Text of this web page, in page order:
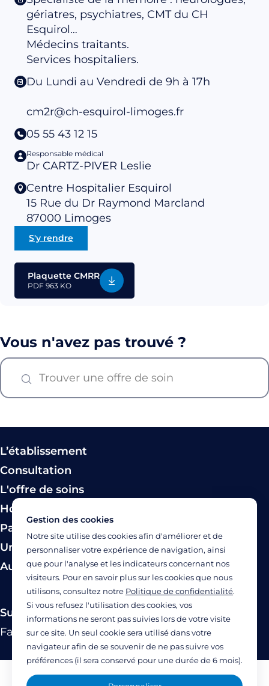
gériatres, psychiatres, CMT du CH
Esquirol…
Médecins traitants.
Services hospitaliers.
Du Lundi au Vendredi de 9h à 17h
cm2r@ch-esquirol-limoges.fr
05 55 43 12 15
Responsable médical
Dr CARTZ-PIVER Leslie
Centre Hospitalier Esquirol
15 Rue du Dr Raymond Marcland
87000 Limoges
S'y rendre
Plaquette CMRR
PDF 963 KO
Vous n'avez pas trouvé ?
L’établissement
Consultation
L'offre de soins
Hospitalisation
Paiement
Urgence
Autres modes de prise en charge
Suivez-nous
FacebookTwitterLinkedinYouTubeInstagram
Gestion des cookies
Notre site utilise des cookies afin d'améliorer et de
personnaliser votre expérience de navigation, ainsi
que pour l'analyse et les indicateurs concernant nos
visiteurs. Pour en savoir plus sur les cookies que nous
utilisons, consultez notre Politique de confidentialité.
Si vous refusez l'utilisation des cookies, vos
informations ne seront pas suivies lors de votre visite
sur ce site. Un seul cookie sera utilisé dans votre
navigateur afin de se souvenir de ne pas suivre vos
préférences (il sera conservé pour une durée de 6 mois).